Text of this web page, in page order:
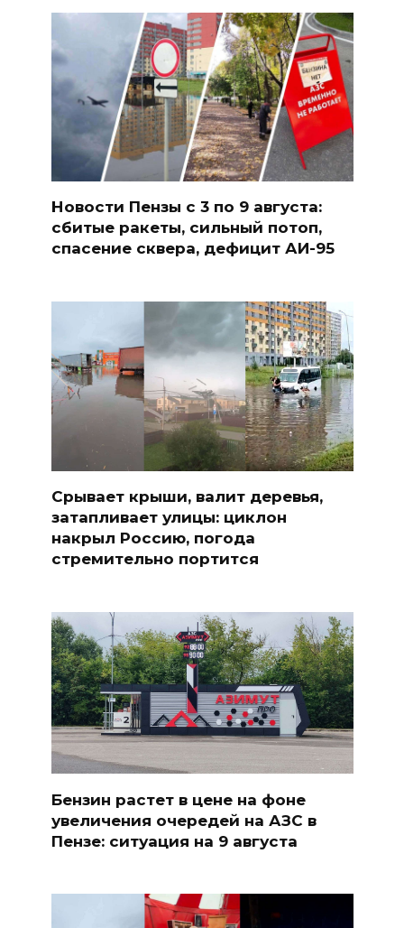
Новости Пензы с 3 по 9 августа:
сбитые ракеты, сильный потоп,
спасение сквера, дефицит АИ-95
Срывает крыши, валит деревья,
затапливает улицы: циклон
накрыл Россию, погода
стремительно портится
Бензин растет в цене на фоне
увеличения очередей на АЗС в
Пензе: ситуация на 9 августа